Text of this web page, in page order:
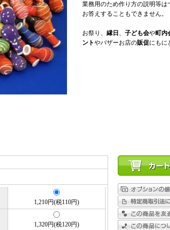
業務用のため作り方の説明等は
お答えすることもできません。
お祭り、 縁日 、 子ども会や町内
ントやバザーお店の販促にもに
1,210円(税110円)
1,320円(税120円)